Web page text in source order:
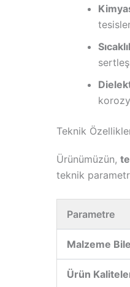
Teknik
Ürünümüzün,
teknik
Parametre
Malzeme
Ürün